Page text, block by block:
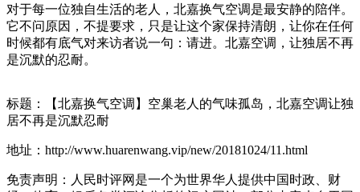
对于每一位独自生活的老人，北嘉换气空调是最安静的陪伴。
它不问原因，不提要求，只是让这个家保持清朗，让你在任何
时候都有底气对来访者说一句：请进。北嘉空调，让独居不再
是沉默的忍耐。
标题：【北嘉换气空调】空巢老人的气味孤岛，北嘉空调让独
居不再是沉默忍耐
地址：http://www.huarenwang.vip/new/20181024/11.html
免责声明：人民时评网是一个为世界华人提供中国时政、财